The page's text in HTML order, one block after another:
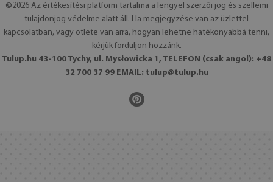
©2026 Az értékesítési platform tartalma a lengyel szerzői jog és szellemi
tulajdonjog védelme alatt áll. Ha megjegyzése van az üzlettel
kapcsolatban, vagy ötlete van arra, hogyan lehetne hatékonyabbá tenni,
kérjük forduljon hozzánk.
Tulup.hu 43-100 Tychy, ul. Mysłowicka 1, TELEFON (csak angol): +48
32 700 37 99 EMAIL: tulup@tulup.hu